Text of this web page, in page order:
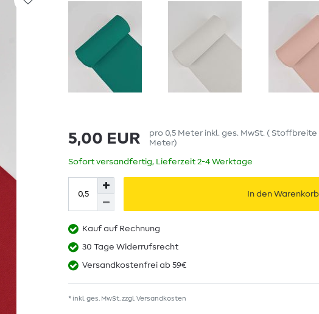
5,00 EUR pro 0,5 Meter inkl. ges. MwSt. ( Stoffbreite
Meter)
Sofort versandfertig, Lieferzeit 2-4 Werktage
In den Warenkorb
Kauf auf Rechnung
30 Tage Widerrufsrecht
Versandkostenfrei ab 59€
* inkl. ges. MwSt. zzgl. Versandkosten